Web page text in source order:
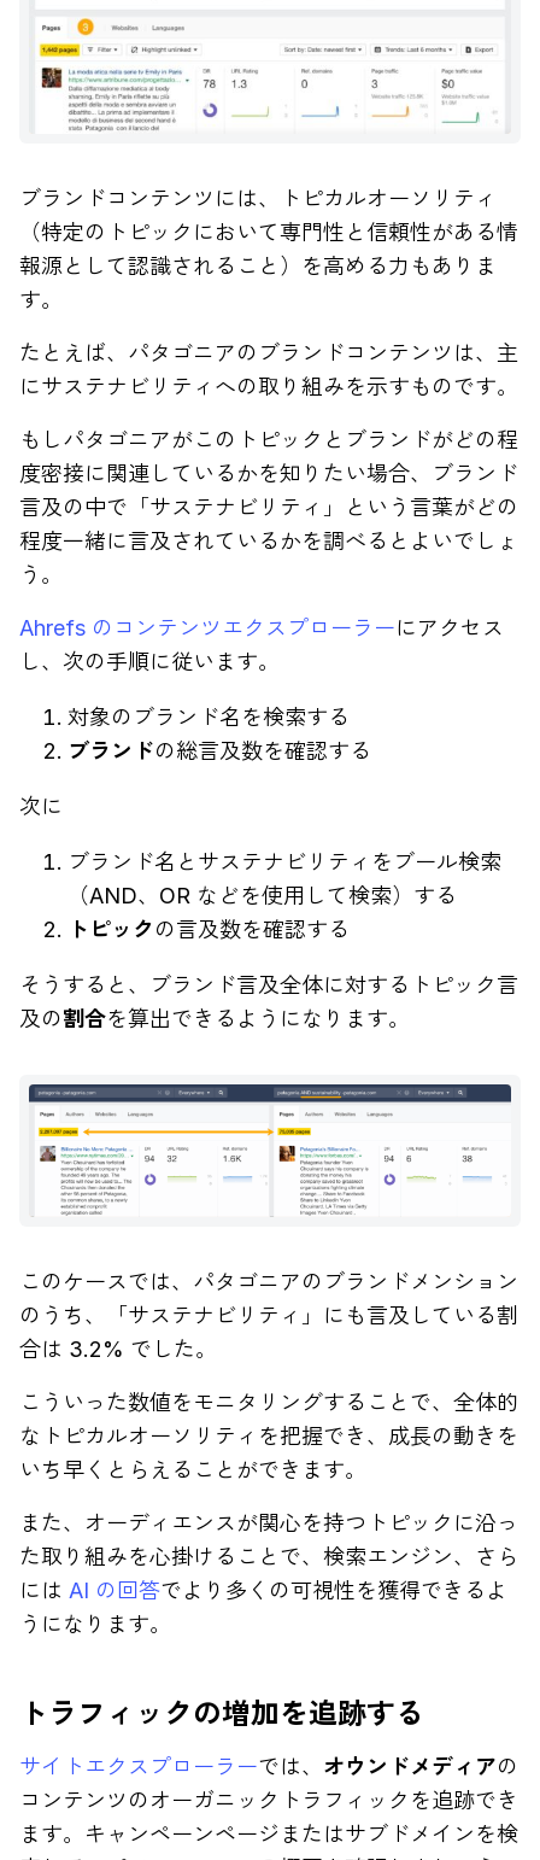
ブランドコンテンツには、トピカルオーソリティ
（特定のトピックにおいて専門性と信頼性がある情
報源として認識されること）を高める力もありま
す。
たとえば、パタゴニアのブランドコンテンツは、主
にサステナビリティへの取り組みを示すものです。
もしパタゴニアがこのトピックとブランドがどの程
度密接に関連しているかを知りたい場合、ブランド
言及の中で「サステナビリティ」という言葉がどの
程度一緒に言及されているかを調べるとよいでしょ
う。
Ahrefs のコンテンツエクスプローラーにアクセス
し、次の手順に従います。
対象のブランド名を検索する
ブランドの総言及数を確認する
次に
ブランド名とサステナビリティをブール検索
（AND、OR などを使用して検索）する
トピックの言及数を確認する
そうすると、ブランド言及全体に対するトピック言
及の割合を算出できるようになります。
このケースでは、パタゴニアのブランドメンション
のうち、「サステナビリティ」にも言及している割
合は 3.2% でした。
こういった数値をモニタリングすることで、全体的
なトピカルオーソリティを把握でき、成長の動きを
いち早くとらえることができます。
また、オーディエンスが関心を持つトピックに沿っ
た取り組みを心掛けることで、検索エンジン、さら
には AI の回答でより多くの可視性を獲得できるよ
うになります。
トラフィックの増加を追跡する
サイトエクスプローラーでは、 オウンドメディアの
コンテンツのオーガニックトラフィックを追跡でき
ます。キャンペーンページまたはサブドメインを検